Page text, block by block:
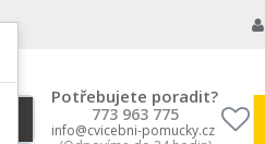
Potřebujete poradit?
773 963 775
info@cvicebni-pomucky.cz
My